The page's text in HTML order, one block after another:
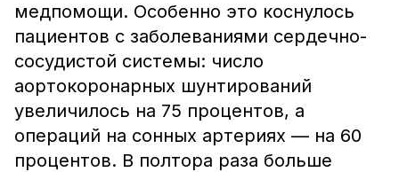
медпомощи. Особенно это коснулось
пациентов с заболеваниями сердечно-
сосудистой системы: число
аортокоронарных шунтирований
увеличилось на 75 процентов, а
операций на сонных артериях — на 60
процентов. В полтора раза больше